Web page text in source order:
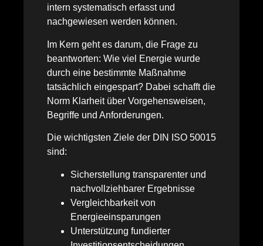
intern systematisch erfasst und
nachgewiesen werden können.
Im Kern geht es darum, die Frage zu
beantworten: Wie viel Energie wurde
durch eine bestimmte Maßnahme
tatsächlich eingespart? Dabei schafft die
Norm Klarheit über Vorgehensweisen,
Begriffe und Anforderungen.
Die wichtigsten Ziele der DIN ISO 50015
sind:
Sicherstellung transparenter und
nachvollziehbarer Ergebnisse
Vergleichbarkeit von
Energieeinsparungen
Unterstützung fundierter